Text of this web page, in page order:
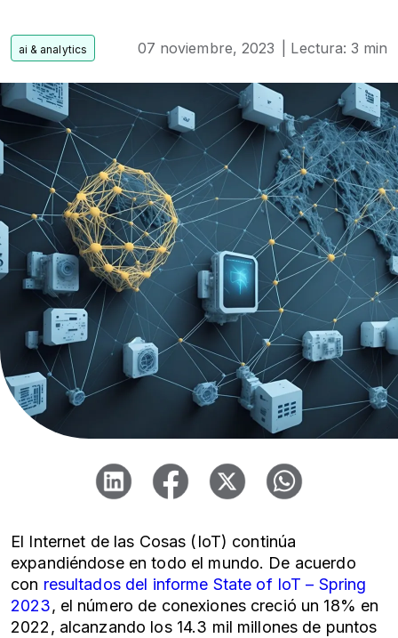
07 noviembre, 2023 | Lectura: 3 min
El Internet de las Cosas (IoT) continúa
expandiéndose en todo el mundo. De acuerdo
con resultados del informe State of IoT – Spring
2023, el número de conexiones creció un 18% en
2022, alcanzando los 14.3 mil millones de puntos